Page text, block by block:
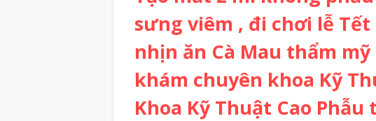
sưng viêm , đi chơi lễ
nhịn ăn Cà Mau thẩm
khám chuyên khoa Kỹ
Khoa Kỹ Thuật Cao